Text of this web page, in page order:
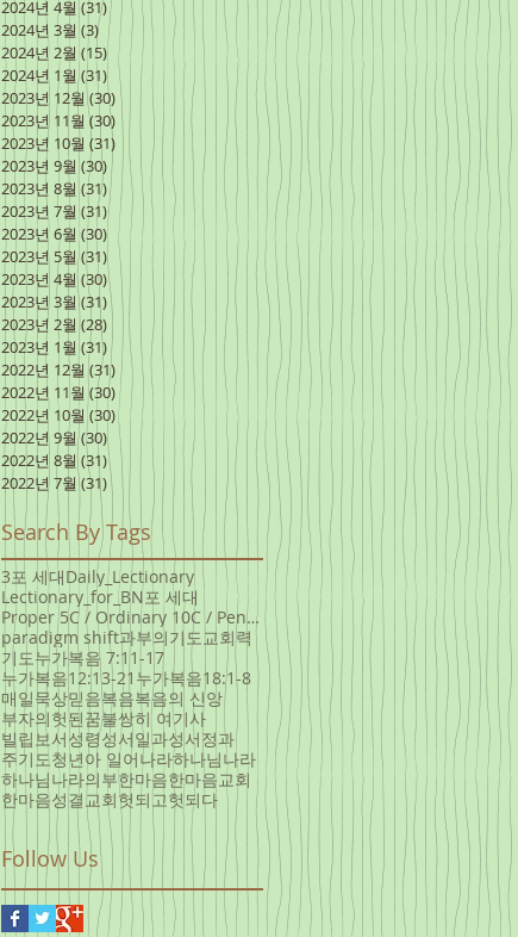
2024년 4월 (31)게시물 31개
2024년 3월 (3)게시물 3개
2024년 2월 (15) 게시물 15개
2024년 1월 (31) 게시물 31개
2023년 12월 (30) 게시물 30개
2023년 11월 (30) 게시물 30개
2023년 10월 (31)
2023년 9월 (30)게시물 30개
2023년 8월 (31)게시물 31개
2023년 7월 (31) 게시물 31개
2023년 6월 (30) 게시물 30개
2023년 5월 (31) 게시물 31개
2023년 4월 (30)게시물 30개
2023년 3월 (31) 게시물 31개
2023년 2월 (28) 게시물 28개
2023년 1월 (31)게시물 31개
2022년 12월 (31) 게시물 31개
2022년 11월 (30)게시물 30개
2022년 10월 (30)게시물 30개
2022년 9월 (30) 게시물 30개
2022년 8월 (31)게시물 31개
2022년 7월 (31)게시물 31개
Search By Tags
3포 세대Daily_Lectionary
Lectionary_for_BN포 세대
Proper 5C / Ordinary 10C / Pentecost +3 June 5, 20
paradigm shift과부의기도 교회력
기도누가복음 7:11-17
누가복음12:13-21 누가복음18:1-8
매일묵상믿음복음복음의 신앙
부자의헛된꿈불쌍히 여기사
빌립보서성령성서일과성서정과
주기도청년아 일어나라하나님나라
하나님나라의부한마음한마음교회
한마음성결교회헛되고헛되다
Follow Us